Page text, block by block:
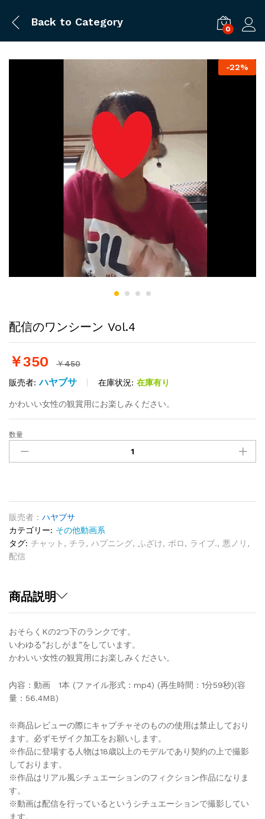
Back to Category
0
-22%
配信のワンシーン Vol.4
￥350 ￥450
販売者:ハヤブサ 在庫状況: 在庫有り
かわいい女性の観賞用にお楽しみください。
配
の
シ
ー
ン
Vol.4
quantity
数量
販売者 : ハヤブサ
カテゴリー: その他動画系
タグ: チャット , チラ, ハプニング, ふざけ, ポロ, ライブ., 悪ノリ ,
配信
商品説明
おそらくKの2つ下のランクです。
いわゆる”おしがま”をしています。
かわいい女性の観賞用にお楽しみください。
内容：動画 1本 (ファイル形式：mp4) (再生時間：1分59秒)(容
量：56.4MB)
※商品レビューの際にキャプチャそのものの使用は禁止しており
ます。必ずモザイク加工をお願いします。
※作品に登場する人物は18歳以上のモデルであり契約の上で撮影
しております。
※作品はリアル風シチュエーションのフィクション作品になりま
す。
※動画は配信を行っているというシチュエーションで撮影してい
ます。